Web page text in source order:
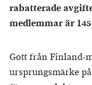
rabatterade
medlemmar är
Gott från Finland-
ursprungsmärke